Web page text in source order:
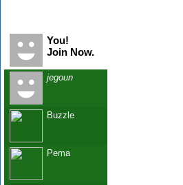
You!
Join Now.
jegoun
Buzzle
Pema